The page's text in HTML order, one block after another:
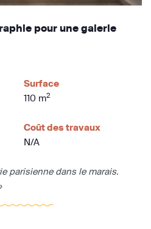
pour une galerie
Surface
110 m2
Coût des travaux
N/A
parisienne dans le marais.